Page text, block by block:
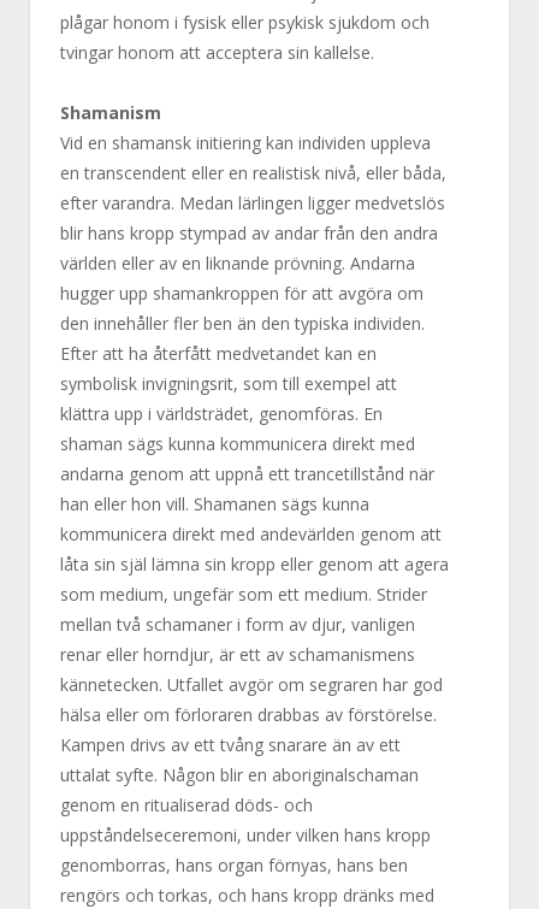
plågar honom i fysisk eller psykisk sjukdom och
tvingar honom att acceptera sin kallelse.
Shamanism
Vid en shamansk initiering kan individen uppleva
en transcendent eller en realistisk nivå, eller båda,
efter varandra. Medan lärlingen ligger medvetslös
blir hans kropp stympad av andar från den andra
världen eller av en liknande prövning. Andarna
hugger upp shamankroppen för att avgöra om
den innehåller fler ben än den typiska individen.
Efter att ha återfått medvetandet kan en
symbolisk invigningsrit, som till exempel att
klättra upp i världsträdet, genomföras. En
shaman sägs kunna kommunicera direkt med
andarna genom att uppnå ett trancetillstånd när
han eller hon vill. Shamanen sägs kunna
kommunicera direkt med andevärlden genom att
låta sin själ lämna sin kropp eller genom att agera
som medium, ungefär som ett medium. Strider
mellan två schamaner i form av djur, vanligen
renar eller horndjur, är ett av schamanismens
kännetecken. Utfallet avgör om segraren har god
hälsa eller om förloraren drabbas av förstörelse.
Kampen drivs av ett tvång snarare än av ett
uttalat syfte. Någon blir en aboriginalschaman
genom en ritualiserad döds- och
uppståndelseceremoni, under vilken hans kropp
genomborras, hans organ förnyas, hans ben
rengörs och torkas, och hans kropp dränks med